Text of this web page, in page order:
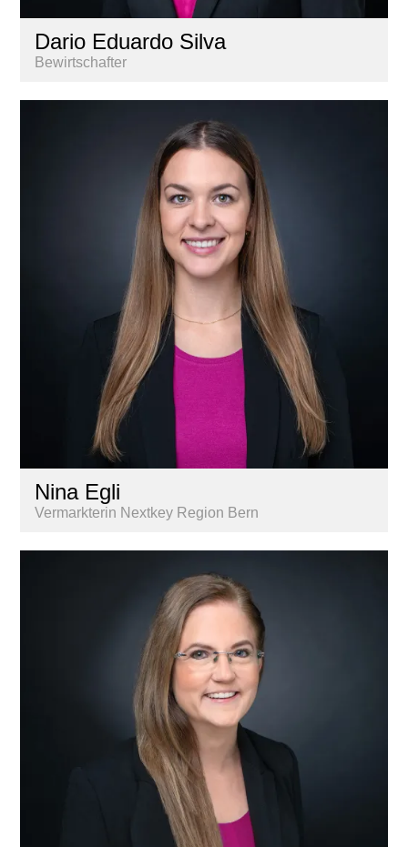
Dario Eduardo Silva
Bewirtschafter
Nina Egli
Vermarkterin Nextkey Region Bern